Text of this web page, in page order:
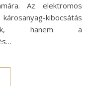
Az elektromos
kibocsátás
hanem a